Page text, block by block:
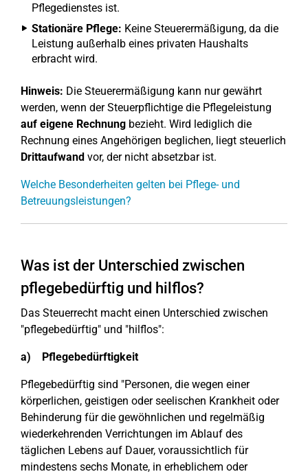
Pflegedienstes ist.
Stationäre Pflege: Keine Steuerermäßigung, da die
Leistung außerhalb eines privaten Haushalts
erbracht wird.
Hinweis: Die Steuerermäßigung kann nur gewährt
werden, wenn der Steuerpflichtige die Pflegeleistung
auf eigene Rechnung bezieht. Wird lediglich die
Rechnung eines Angehörigen beglichen, liegt steuerlich
Drittaufwand vor, der nicht absetzbar ist.
Welche Besonderheiten gelten bei Pflege- und
Betreuungsleistungen?
Was ist der Unterschied zwischen
pflegebedürftig und hilflos?
Das Steuerrecht macht einen Unterschied zwischen
"pflegebedürftig" und "hilflos":
a) Pflegebedürftigkeit
Pflegebedürftig sind "Personen, die wegen einer
körperlichen, geistigen oder seelischen Krankheit oder
Behinderung für die gewöhnlichen und regelmäßig
wiederkehrenden Verrichtungen im Ablauf des
täglichen Lebens auf Dauer, voraussichtlich für
mindestens sechs Monate, in erheblichem oder